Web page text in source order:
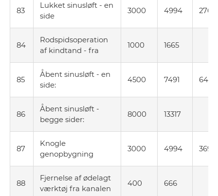
83
Lukket sinusløft - en
side
3000 4994 2767
84
Rodspidsoperation
af kindtand - fra
1000 1665
85
Åbent sinusløft - en
side:
4500 7491 6457
86
Åbent sinusløft -
begge sider:
8000 13317
87
Knogle
genopbygning
3000 4994 3690
88
Fjernelse af ødelagt
værktøj fra kanalen
400 666